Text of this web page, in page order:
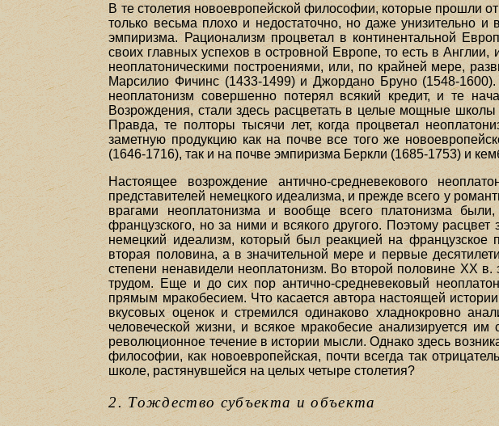
В те столетия новоевропейской философии, которые прошли
только весьма плохо и недостаточно, но даже унизительно
эмпиризма. Рационализм процветал в континентальной
своих главных успехов в островной Европе, то есть в
неоплатоническими построениями, или, по крайней мере,
Марсилио Фичинс (1433-1499) и Джордано Бруно (1548-
неоплатонизм совершенно потерял всякий кредит, и те
Возрождения, стали здесь расцветать в целые мощные школы
Правда, те полторы тысячи лет, когда процветал
заметную продукцию как на почве все того же
(1646-1716), так и на почве эмпиризма Беркли (1685-1753) и
Настоящее возрождение антично-средневекового
представителей немецкого идеализма, и прежде всего у
врагами неоплатонизма и вообще всего платонизма
французского, но за ними и всякого другого. Поэтому
немецкий идеализм, который был реакцией на французское
вторая половина, а в значительной мере и первые
степени ненавидели неоплатонизм. Во второй половине XX
трудом. Еще и до сих пор антично-средневековый
прямым мракобесием. Что касается автора настоящей
вкусовых оценок и стремился одинаково хладнокровно
человеческой жизни, и всякое мракобесие анализируется
революционное течение в истории мысли. Однако здесь
философии, как новоевропейская, почти всегда так
школе, растянувшейся на целых четыре столетия?
2. Тождество субъекта и объекта